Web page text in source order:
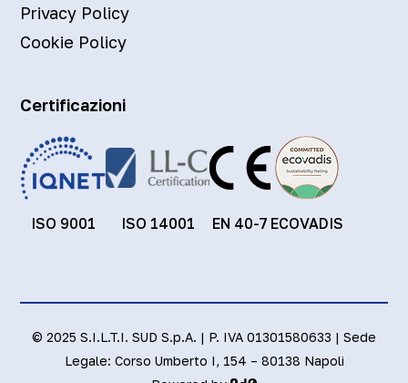
Privacy Policy
Cookie Policy
Certificazioni
ISO 9001 ISO 14001 EN 40-7 ECOVADIS
© 2025 S.I.L.T.I. SUD S.p.A. | P. IVA 01301580633 | Sede
Legale: Corso Umberto I, 154 – 80138 Napoli